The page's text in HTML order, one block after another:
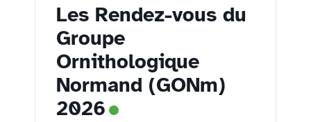
Les Rendez-vous du
Groupe
Ornithologique
Normand (GONm)
2026